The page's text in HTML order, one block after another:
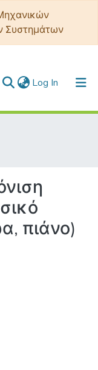
Συστημάτων
Log In (current)
πιάνο)